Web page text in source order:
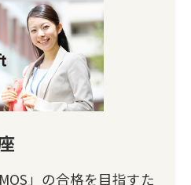
」の合格を目指すた